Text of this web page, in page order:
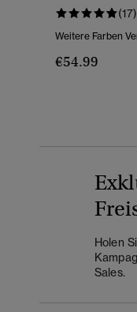
(17)
Weitere Farben
€54.99
Holen
Sales.